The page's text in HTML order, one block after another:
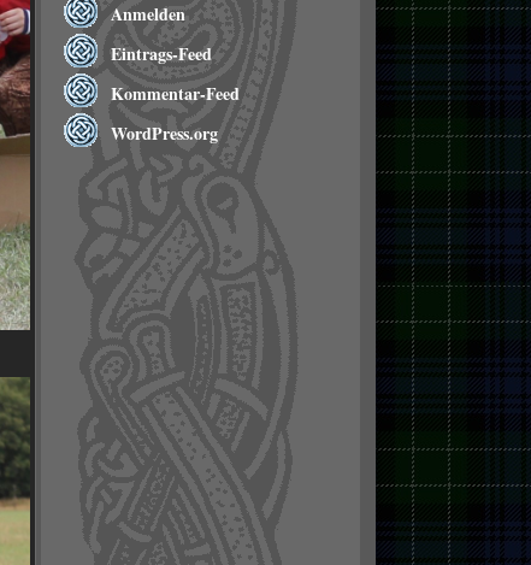
Anmelden
Eintrags-Feed
Kommentar-Feed
WordPress.org